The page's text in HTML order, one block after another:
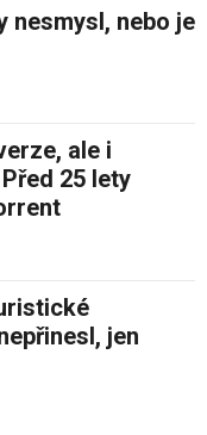
nesmysl, nebo je
ale i
25 lety
jen